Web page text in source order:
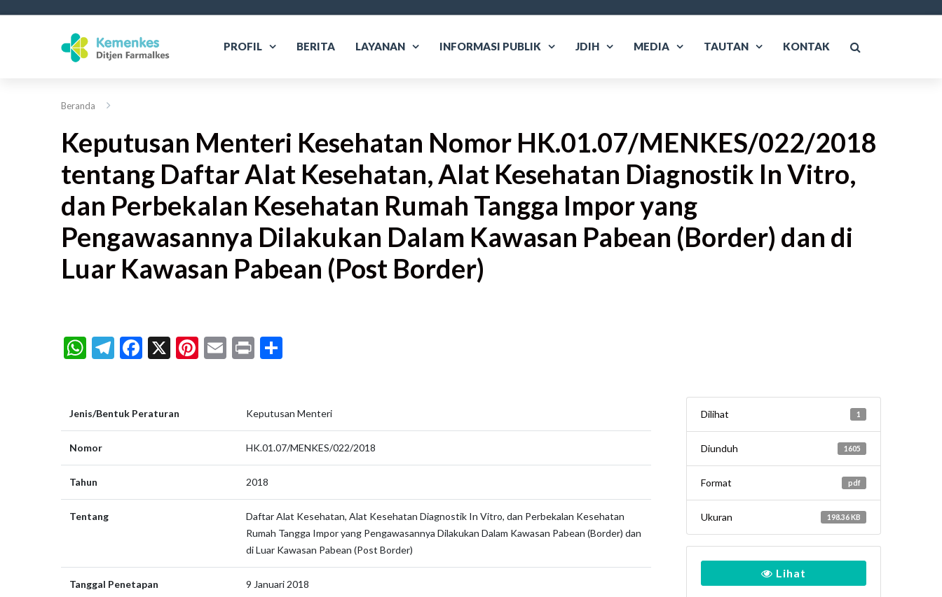
PROFIL BERITA LAYANAN INFORMASI PUBLIK JDIH MEDIA TAUTAN KONTAK
Beranda
Keputusan Menteri Kesehatan Nomor HK.01.07/MENKES/022/2018
tentang Daftar Alat Kesehatan, Alat Kesehatan Diagnostik In Vitro,
dan Perbekalan Kesehatan Rumah Tangga Impor yang
Pengawasannya Dilakukan Dalam Kawasan Pabean (Border) dan di
Luar Kawasan Pabean (Post Border)
WhatsApp
Telegram
Facebook
X Pinterest
Email
Print
Jenis/Bentuk Peraturan Keputusan Menteri
Nomor HK.01.07/MENKES/022/2018
Tahun 2018
Tentang
Daftar Alat Kesehatan, Alat Kesehatan Diagnostik In Vitro, dan Perbekalan Kesehatan
Rumah Tangga Impor yang Pengawasannya Dilakukan Dalam Kawasan Pabean (Border) dan
di Luar Kawasan Pabean (Post Border)
Tanggal Penetapan 9 Januari 2018
Dilihat 1
Diunduh 1605
Format pdf
Ukuran 198.36 KB
Lihat